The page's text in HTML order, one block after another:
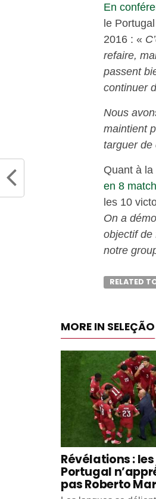
En
le
2016 : «
refaire,
passent
continuer
Nous
maintient
targuer de
Quant à
en 8
les 10
On a
objectif de
notre
RELATED
MORE IN SELEÇÃO
Révélations :
Portugal
pas Roberto